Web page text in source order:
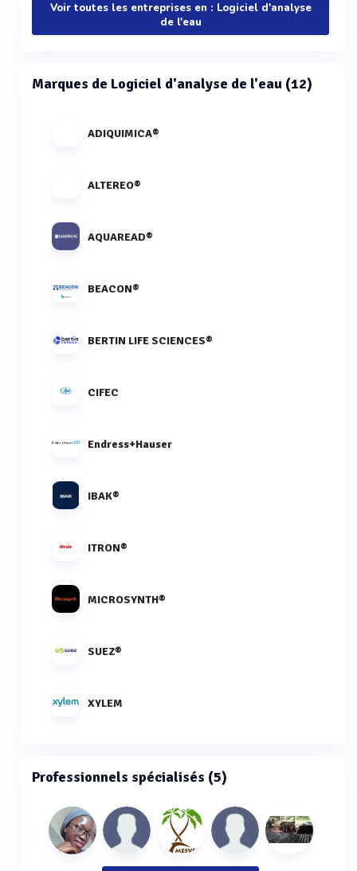
Voir toutes les entreprises en : Logiciel d'analyse
de l'eau
Marques de Logiciel d'analyse de l'eau (12)
ADIQUIMICA®
ALTEREO®
AQUAREAD®
BEACON®
BERTIN LIFE SCIENCES®
CIFEC
Endress+Hauser
IBAK®
ITRON®
MICROSYNTH®
SUEZ®
XYLEM
Professionnels spécialisés (5)